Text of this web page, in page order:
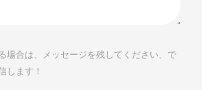
場合は、メッセージを残してください、で
します！